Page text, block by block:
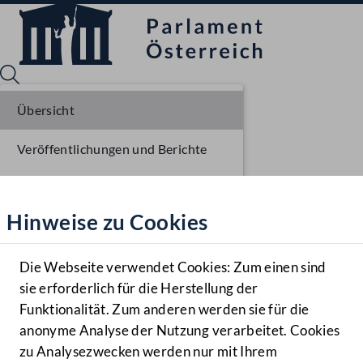
Hilfe
Benutzer
Navigationsmenü öffnen
MENÜ
Hinweise zu Cookies
Die Webseite verwendet Cookies: Zum einen sind
sie erforderlich für die Herstellung der
Funktionalität. Zum anderen werden sie für die
anonyme Analyse der Nutzung verarbeitet. Cookies
zu Analysezwecken werden nur mit Ihrem
Übersicht
Veröffentlichungen und Berichte
Parlamentarisches Verfahren